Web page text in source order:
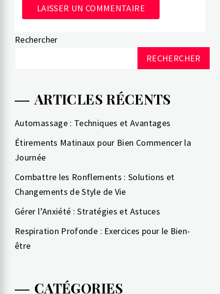
Alternative:
Rechercher
RECHERCHER
ARTICLES RÉCENTS
Automassage : Techniques et Avantages
Étirements Matinaux pour Bien Commencer la
Journée
Combattre les Ronflements : Solutions et
Changements de Style de Vie
Gérer l’Anxiété : Stratégies et Astuces
Respiration Profonde : Exercices pour le Bien-
être
CATÉGORIES